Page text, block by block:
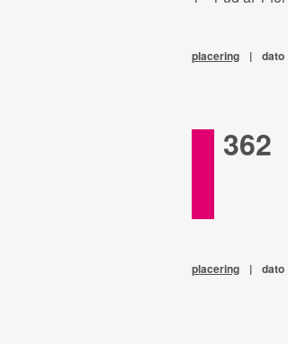
placering | dato
362
placering | dato